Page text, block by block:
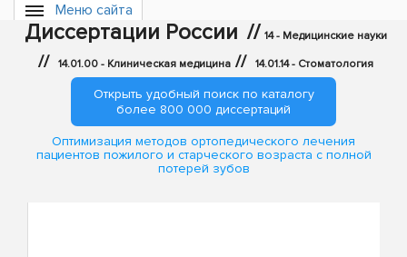
Меню сайта
Диссертации России // 14 - Медицинские науки
// 14.01.00 - Клиническая медицина // 14.01.14 - Стоматология
Открыть удобный поиск по каталогу
более 800 000 диссертаций
Оптимизация методов ортопедического лечения
пациентов пожилого и старческого возраста с полной
потерей зубов